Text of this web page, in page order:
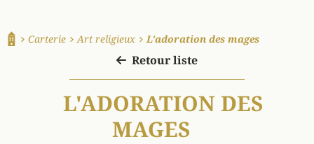
Carterie Art religieux L'adoration des mages
Retour liste
L'ADORATION DES
MAGES